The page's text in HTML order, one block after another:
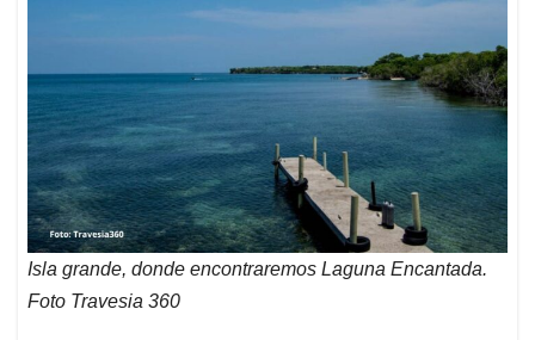
Isla grande, donde encontraremos Laguna Encantada.
Foto Travesia 360